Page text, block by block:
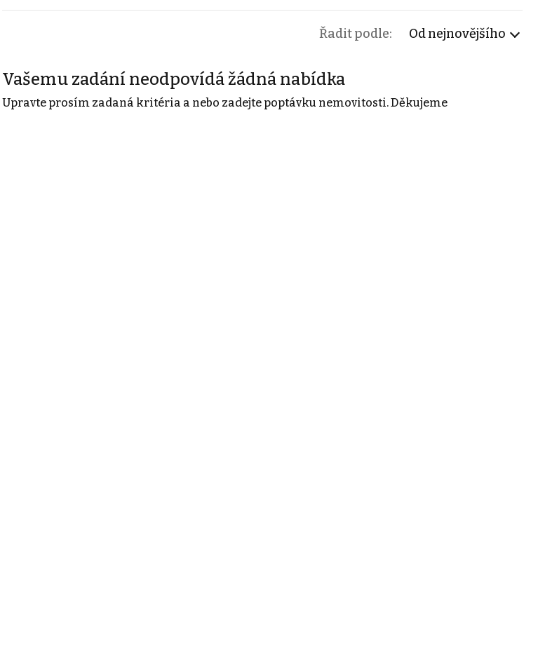
Řadit podle: Od nejnovějšího
Vašemu zadání neodpovídá žádná nabídka
Upravte prosím zadaná kritéria a nebo zadejte poptávku nemovitosti. Děkujeme